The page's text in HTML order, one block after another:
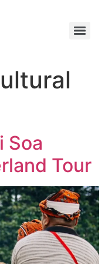
Soa
Tour